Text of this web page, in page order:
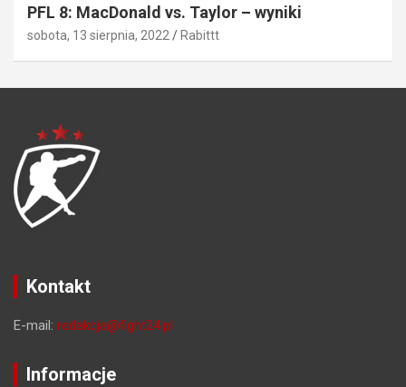
PFL 8: MacDonald vs. Taylor – wyniki
sobota, 13 sierpnia, 2022 Rabittt
Kontakt
E-mail: redakcja@fight24.pl
Informacje